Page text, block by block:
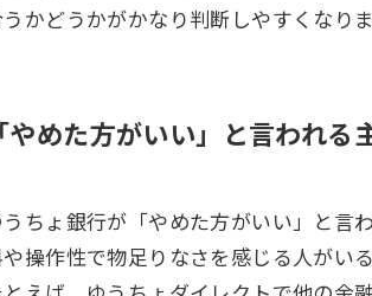
かどうかがかなり判断しやすくなり
「やめた方がいい」と言われる
うちょ銀行が「やめた方がいい」と言
操作性で物足りなさを感じる人がい